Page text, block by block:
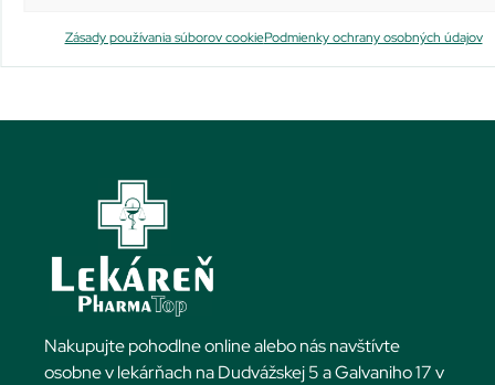
Zásady používania súborov cookiePodmienky ochrany osobných údajov
Nakupujte pohodlne online alebo nás navštívte
osobne v lekárňach na Dudvážskej 5 a Galvaniho 17 v